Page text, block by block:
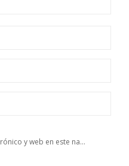
Guarda mi nombre, correo electrónico y web en este navegador para la próxima vez que comente.